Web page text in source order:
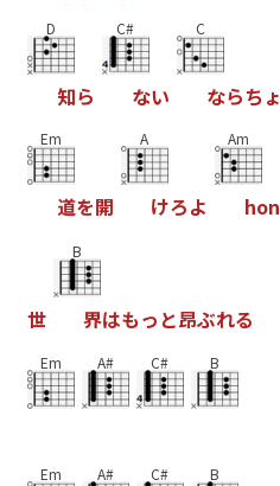
D
知ら
C#
ない
C
ならちょ
Em
道を開
A
けろよ
Am
hon
世
B
界はもっ と昂ぶれる
Em A# C# B
Em A# C# B